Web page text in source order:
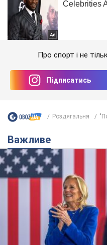
Про спорт і не
Підписатись
Роздягальня
Важливе